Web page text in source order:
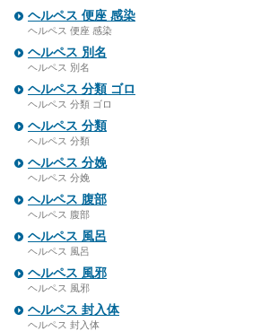
ヘルペス 便座 感染
ヘルペス 便座 感染
ヘルペス 別名
ヘルペス 別名
ヘルペス 分類 ゴロ
ヘルペス 分類 ゴロ
ヘルペス 分類
ヘルペス 分類
ヘルペス 分娩
ヘルペス 分娩
ヘルペス 腹部
ヘルペス 腹部
ヘルペス 風呂
ヘルペス 風呂
ヘルペス 風邪
ヘルペス 風邪
ヘルペス 封入体
ヘルペス 封入体